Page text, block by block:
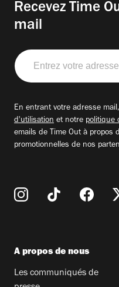
Recevez Time
mail
Entrez
votre
adresse
En entrant votre adresse
d'utilisation et notre politique
emails de Time Out à propos
promotionnelles de nos
A propos de nous
Les communiqués de